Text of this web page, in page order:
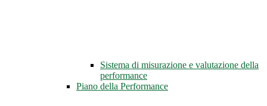
Sistema di misurazione e valutazione della
performance
Piano della Performance